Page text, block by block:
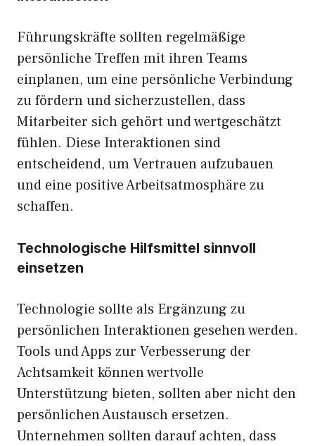
Führungskräfte sollten regelmäßige
persönliche Treffen mit ihren Teams
einplanen, um eine persönliche Verbindung
zu fördern und sicherzustellen, dass
Mitarbeiter sich gehört und wertgeschätzt
fühlen. Diese Interaktionen sind
entscheidend, um Vertrauen aufzubauen
und eine positive Arbeitsatmosphäre zu
schaffen.
Technologische Hilfsmittel sinnvoll
einsetzen
Technologie sollte als Ergänzung zu
persönlichen Interaktionen gesehen werden.
Tools und Apps zur Verbesserung der
Achtsamkeit können wertvolle
Unterstützung bieten, sollten aber nicht den
persönlichen Austausch ersetzen.
Unternehmen sollten darauf achten, dass